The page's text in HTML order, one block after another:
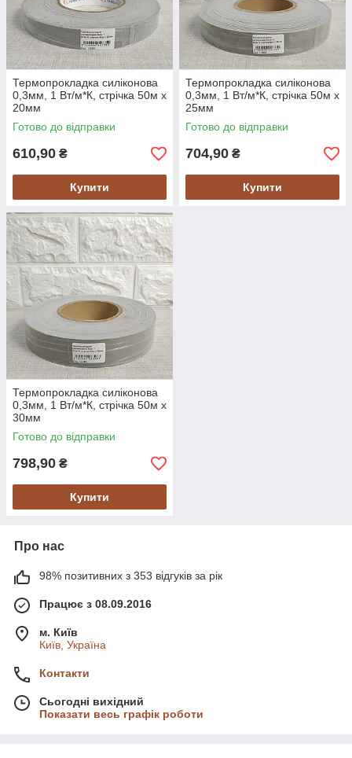
Термопрокладка силіконова
0,3мм, 1 Вт/м*К, стрічка 50м х
20мм
Готово до відправки
610,90 ₴
Купити
Термопрокладка силіконова
0,3мм, 1 Вт/м*К, стрічка 50м х
25мм
Готово до відправки
704,90 ₴
Купити
Термопрокладка силіконова
0,3мм, 1 Вт/м*К, стрічка 50м х
30мм
Готово до відправки
798,90 ₴
Купити
Про нас
98% позитивних з 353 відгуків за рік
Працює з 08.09.2016
м. Київ
Київ, Україна
Контакти
Сьогодні вихідний
Показати весь графік роботи